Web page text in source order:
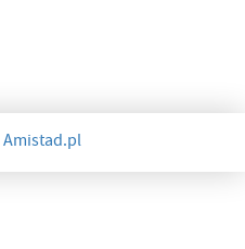
Amistad.pl